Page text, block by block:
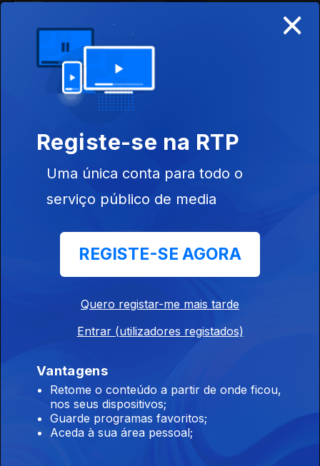
Ep. 8
Ep. 7
×
Registe-se na RTP
Uma única conta para todo o
serviço público de media
REGISTE-SE AGORA
Quero registar-me mais tarde
Entrar (utilizadores registados)
Vantagens
Retome o conteúdo a partir de onde ficou,
nos seus dispositivos;
Guarde programas favoritos;
Aceda à sua área pessoal;